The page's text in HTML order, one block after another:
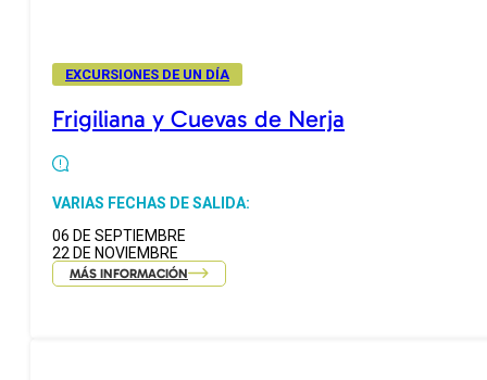
EXCURSIONES DE UN DÍA
Frigiliana y Cuevas de Nerja
VARIAS FECHAS DE SALIDA:
06 DE SEPTIEMBRE
22 DE NOVIEMBRE
MÁS INFORMACIÓN